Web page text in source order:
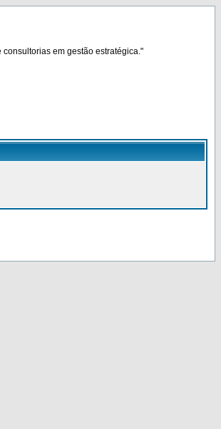
em gestão estratégica."